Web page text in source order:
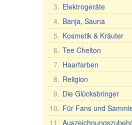
Mangal, Grills
Spieße
Dampfkocher
Haushaltswaren
Waschen und
Teig- &
Zubehör
Tischdecken
Fleischwölfe und
Backen, Tee, Kaffee
3. Elektrogeräte
Küchen-Elektrogeräte
Andere Elektrogeräte
4. Banja, Sauna
Saunareisig
Saunabekleidung
Saunazubehör
Kosmetik Sauna/
5. Kosmetik & Kräuter
Geschenk-Sets
Babuschka Agafia
Repejnik (Klette)
Pferdelinie
Belle Jardin
DIZAO
6. Tee Chelton
7. Haarfarben
8. Religion
Auto-Ikonen
Tischikonen, 2-, 3-,
Phelonium Ikonen
9. Die Glücksbringer
10. Für Fans und
Fan/Sammlerartikel
11.